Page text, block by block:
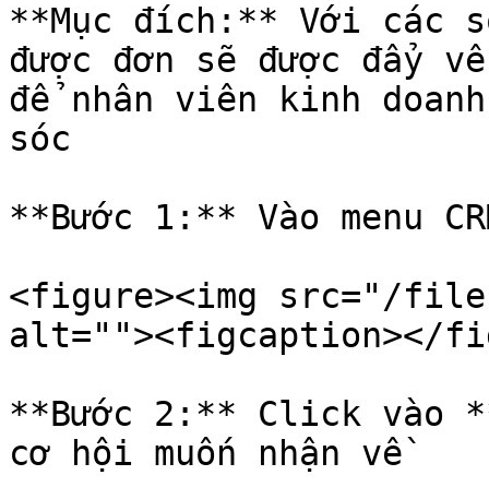
**Mục đích:** Với các
được đơn sẽ được đẩy
để nhân viên kinh
sóc
**Bước 1:** Vào menu
<figure><img src="/files/
alt=""><figcaption></
**Bước 2:** Click vào
cơ hội muốn nhận về